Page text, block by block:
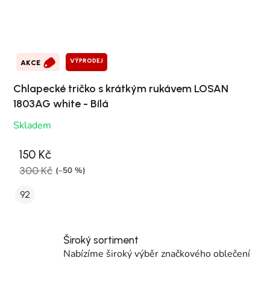
AKCE VÝPRODEJ
Chlapecké tričko s krátkým rukávem LOSAN
1803AG white - Bílá
Skladem
150 Kč
300 Kč (–50 %)
92
Široký sortiment
Nabízíme široký výběr značkového oblečení